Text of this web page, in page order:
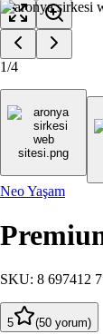
1/4
Neo Yaşam
SKU: 8 697412
5 (50 yorum)